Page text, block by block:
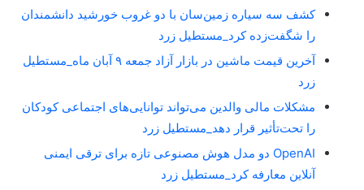
کشف سه سیاره زمین‌سان با دو غروب خورشید دانشمندان
را شگفت‌زده کرد_مستطیل زرد
آخرین قیمت ماشین در بازار آزاد جمعه ۹ آبان ماه_مستطیل
زرد
مشکلات مالی والدین می‌تواند توانایی‌های اجتماعی کودکان
را تحت‌تأثیر قرار دهد_مستطیل زرد
OpenAI دو مدل هوش مصنوعی تازه برای ترقی ایمنی
آنلاین معارفه کرد_مستطیل زرد